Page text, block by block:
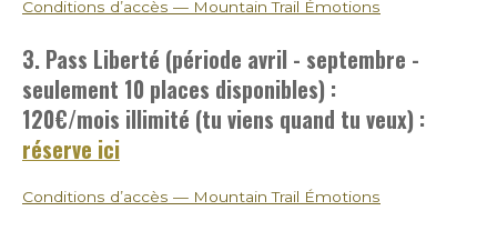
Conditions d’accès — Mountain Trail Émotions
3. Pass Liberté (période avril - septembre -
seulement 10 places disponibles) :
120€/mois illimité (tu viens quand tu veux) :
réserve ici
Conditions d’accès — Mountain Trail Émotions